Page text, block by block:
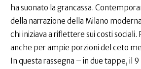
ha suonato la grancassa.
della narrazione della Milano moderna
chi iniziava a riflettere sui costi sociali.
anche per ampie porzioni del ceto
In questa rassegna – in due tappe, il